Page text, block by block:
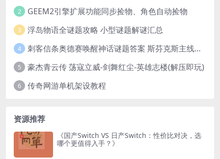
2 GEEM2引擎扩展功能同步捡物、角色自动捡物
3 浮岛物语全谜题攻略 小型谜题解谜汇总
4 刺客信条奥德赛唤醒神话谜题答案 斯芬克斯主线攻略
5 豪杰青云传 荡寇立威-剑舞红尘-英雄志楼(解压即玩)
6 传奇网游单机架设教程
资源推荐
《国产Switch VS 日产Switch：性价比对决，选
哪个更值得入手？》